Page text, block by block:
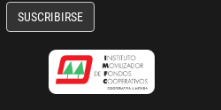
SUSCRIBIRSE